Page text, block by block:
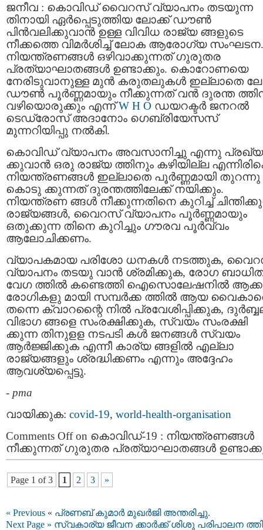
ജനീവ : കൊവിഡ് വൈറസ് വ്യാപനം തടയുന്ന
തിനായി ഏര്‍പ്പെടുത്തിയ ലോക്ക് ഡൗണ്‍
പിന്‍വലിക്കുവാന്‍ ഉള്ള വിവിധ രാജ്യ ങ്ങളുടെ
നീക്കത്തെ വിമര്‍ശിച്ച് ലോക ആരോഗ്യ സംഘടന.
നിയന്ത്രണങ്ങള്‍ ഒഴിവാക്കുന്നത് ഗുരുതര
പ്രത്യാഘാതങ്ങള്‍ ഉണ്ടാക്കും. കൊറോണയെ
നേരിടുവാനുള്ള മുൻ കരുതലുകള്‍ ഇല്ലാതെ
ഡൗണ്‍ പൂർണ്ണമായും നീക്കുന്നത് വൻ ദുരന്ത
വഴിയൊരുക്കും എന്ന്W H O ഡയറക്ടര്‍ ജനറല്‍
ടെഡ്രോസ് അദാനോം ഗെബ്രിയേസസ്
മുന്നറിയിപ്പു നല്‍കി.
കൊവിഡ് വ്യാപനം അവസാനിച്ചു എന്നു
ക്കുവാന്‍ ഒരു രാജ്യ ത്തിനും കഴിയില്ല
നിയന്ത്രണങ്ങള്‍ ഇല്ലാതെ പൂർണ്ണമായി തുറന്നു
കൊടു ക്കുന്നത് ദുരന്തത്തിലേക്ക് നയിക്കും.
നിയന്ത്രണ ങ്ങള്‍ നീക്കുന്നതിനെ കുറിച്ച്
രാജ്യങ്ങള്‍, വൈറസ് വ്യാപനം പൂര്‍ണ്ണമായും
ഒതുക്കുന്ന തിനെ കുറിച്ചും ഗൗരവ പൂര്‍വ്വം
ആലോചിക്കണം.
വ്യാപകമായ പരിശോ ധനകള്‍ നടത്തുക,
വ്യാപനം തടയു വാന്‍ ശ്രമിക്കുക, രോഗ
വേഗ ത്തില്‍ കണ്ടെത്തി ഐസൊലേഷനില്‍
രോഗികളു മായി സമ്പര്‍ക്ക ത്തില്‍ ആയ
തന്നെ ക്വാറന്റൈ നില്‍ പ്രവേശിപ്പിക്കുക,
വിഭാഗ ങ്ങളെ സംരക്ഷിക്കുക, സ്വയം സംരക്ഷി
ക്കുന്ന തിനുളള നടപടി കള്‍ ജനങ്ങള്‍ സ്വയം
ആര്‍ജ്ജിക്കുക എന്നീ കാര്യ ങ്ങളില്‍ എല്ലാ
രാജ്യങ്ങളും ശ്രദ്ധിക്കണം എന്നും അദ്ദേഹം
ആവശ്യപ്പെട്ടു.
- pma
വായിക്കുക: covid-19, world-health-organisation
Comments Offon കൊവിഡ്-19 : നിയന്ത്രണങ്ങള്‍
നീക്കുന്നത് ഗുരുതര പ്രത്യാഘാതങ്ങള്‍
Page 1 of 3 1 2 3 »
« Previous « പ്രണബ് കുമാര്‍ മുഖര്‍ജി അന്തരിച്ചു.
Next Page » സ്വകാര്യ ജീവന ക്കാർക്ക് ശിശു പരിപാലന